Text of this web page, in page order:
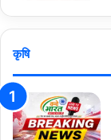
कृषि